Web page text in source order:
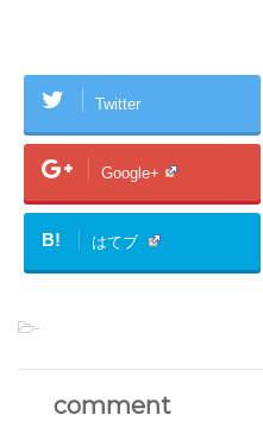
Twitter
Google+
B! はてブ
-
comment